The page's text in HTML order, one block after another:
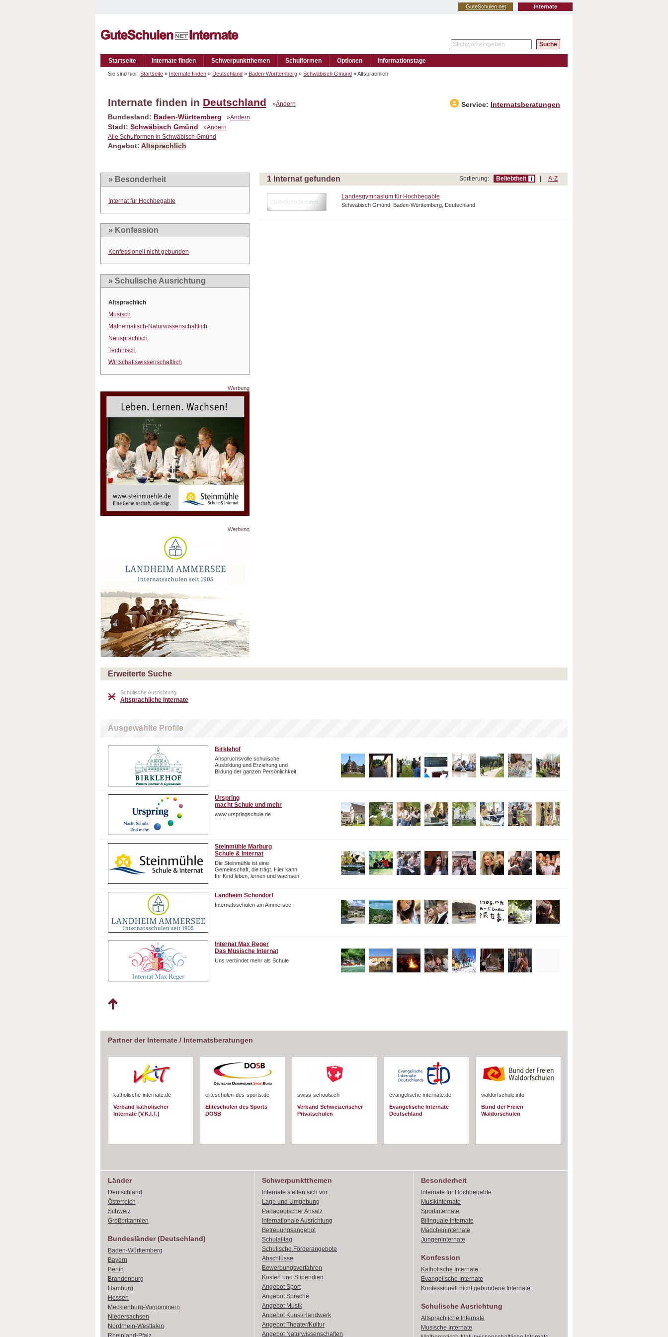
Internate
GuteSchulen.net
Startseite Internate finden Schwerpunktthemen Schulformen Optionen Informationstage
Sie sind hier: Startseite » Internate finden » Deutschland » Baden-Württemberg » Schwäbisch Gmünd » Altsprachlich
Internate finden in Deutschland »Ändern Service:
Internatsberatungen
Bundesland: Baden-Württemberg »Ändern
Stadt: Schwäbisch Gmünd »Ändern
Alle Schulformen in Schwäbisch Gmünd
Angebot: Altsprachlich
» Besonderheit
Internat für Hochbegabte
» Konfession
Konfessionell nicht gebunden
» Schulische Ausrichtung
Altsprachlich
Musisch
Mathematisch-Naturwissenschaftlich
Neusprachlich
Technisch
Wirtschaftswissenschaftlich
Werbung
Werbung
1 Internat gefunden Sortierung: Beliebtheit A-Z
Landesgymnasium für Hochbegabte
Schwäbisch Gmünd, Baden-Württemberg, Deutschland
Erweiterte Suche
Schulische Ausrichtung
Altsprachliche Internate
Ausgewählte Profile
Birklehof
Anspruchsvolle schulische
Ausbildung und Erziehung und
Bildung der ganzen Persönlichkeit
Urspring
macht Schule und mehr
www.urspringschule.de
Steinmühle Marburg
Schule & Internat
Die Steinmühle ist eine
Gemeinschaft, die trägt. Hier kann
Ihr Kind leben, lernen und wachsen!
Landheim Schondorf
Internatsschulen am Ammersee
Internat Max Reger
Das Musische Internat
Uns verbindet mehr als Schule
Partner der Internate / Internatsberatungen
katholische-internate.de
Verband katholischer
Internate (V.K.I.T.)
eliteschulen-des-sports.de
Eliteschulen des Sports
DOSB
swiss-schools.ch
Verband Schweizerischer
Privatschulen
evangelische-internate.de
Evangelische Internate
Deutschland
waldorfschule.info
Bund der Freien
Waldorschulen
Länder
Deutschland
Österreich
Schweiz
Großbritannien
Bundesländer (Deutschland)
Baden-Württemberg
Bayern
Berlin
Brandenburg
Hamburg
Hessen
Mecklenburg-Vorpommern
Niedersachsen
Nordrhein-Westfalen
Rheinland-Pfalz
Schwerpunktthemen
Internate stellen sich vor
Lage und Umgebung
Pädagogischer Ansatz
Internationale Ausrichtung
Betreuungsangebot
Schulalltag
Schulische Förderangebote
Abschlüsse
Bewerbungsverfahren
Kosten und Stipendien
Angebot Sport
Angebot Sprache
Angebot Musik
Angebot Kunst/Handwerk
Angebot Theater/Kultur
Angebot Naturwissenschaften
Besonderheit
Internate für Hochbegabte
Musikinternate
Sportinternate
Bilinguale Internate
Mädcheninternate
Jungeninternate
Konfession
Katholische Internate
Evangelische Internate
Konfessionell nicht gebundene Internate
Schulische Ausrichtung
Altsprachliche Internate
Musische Internate